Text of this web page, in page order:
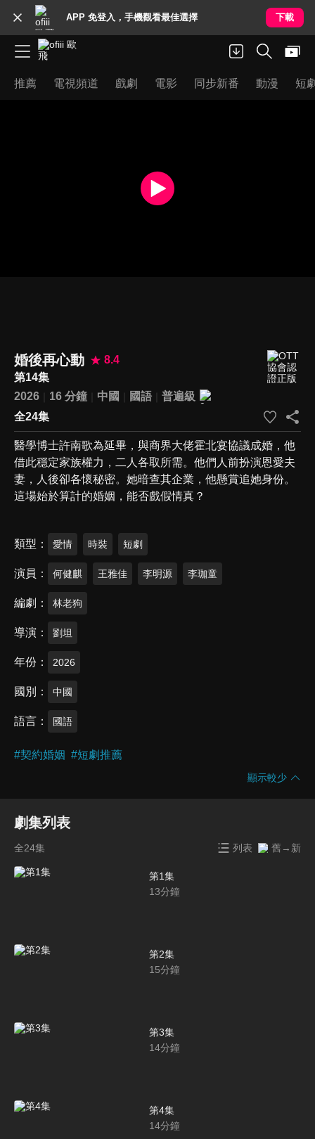
APP 免登入，手機觀看最佳選擇 下載
推薦 電視頻道 戲劇 電影 同步新番 動漫 短
婚後再心動
8.4
第14集
2026
16 分鐘 中國 國語
普遍級
全24集
醫學博士許南歌為延畢，與商界大佬霍北宴協議成婚，他
借此穩定家族權力，二人各取所需。他們人前扮演恩愛夫
妻，人後卻各懷秘密。她暗查其企業，他懸賞追她身份。
這場始於算計的婚姻，能否戲假情真？
類型 愛情 時裝 短劇
演員 何健麒 王雅佳 李明源 李珈童
編劇 林老狗
導演 劉坦
年份 2026
國別 中國
語言 國語
#契約婚姻 #短劇推薦
顯示較少
劇集列表
全24集 列表 舊→新
第1集
13分鐘
第2集
15分鐘
第3集
14分鐘
第4集
14分鐘